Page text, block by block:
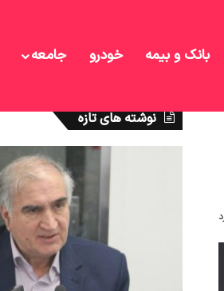
بانک و بیمه خودرو جامعه
نوشته های تازه